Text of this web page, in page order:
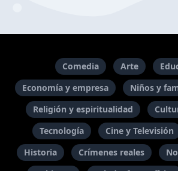
Comedia Arte
Economía y empresa
Niños y
Religión y espiritualidad
Tecnología
Cine y Televisión
Historia
Crímenes reales